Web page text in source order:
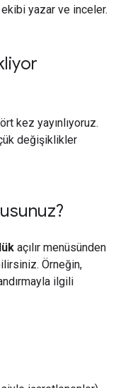
yazar ve inceler.
kez yayınlıyoruz.
değişiklikler
açılır menüsünden
Örneğin,
ilgili